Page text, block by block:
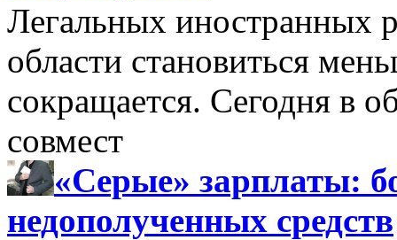
Легальных иностранных
области становиться
сокращается. Сегодня в
совмест
«Серые» зарплаты:
недополученных средств